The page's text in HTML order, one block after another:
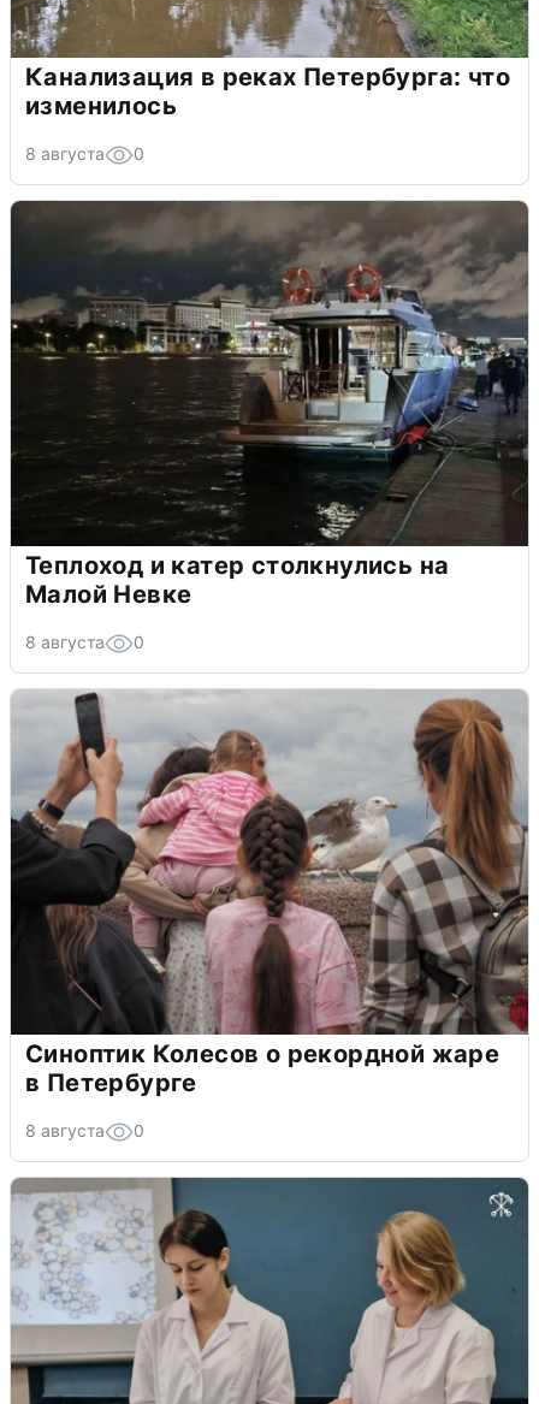
Канализация в реках Петербурга: что
изменилось
8 августа 0
Теплоход и катер столкнулись на
Малой Невке
8 августа 0
Синоптик Колесов о рекордной жаре
в Петербурге
8 августа 0